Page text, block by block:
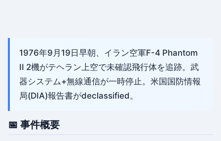
1976年9月19日早朝、イラン空軍F-4 Phantom
II 2機がテヘラン上空で未確認飛行体を追跡。武
器システム+無線通信が一時停止。米国国防情報
局(DIA)報告書がdeclassified。
📅 事件概要